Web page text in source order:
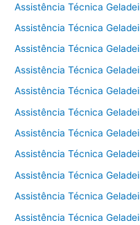
Assistência Técnica
Assistência Técnica
Assistência Técnica
Assistência Técnica
Assistência Técnica
Assistência Técnica
Assistência Técnica
Assistência Técnica
Assistência Técnica
Assistência Técnica
Assistência Técnica